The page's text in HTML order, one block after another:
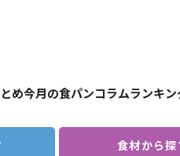
め今月の食パンコラムランキン
食材から探